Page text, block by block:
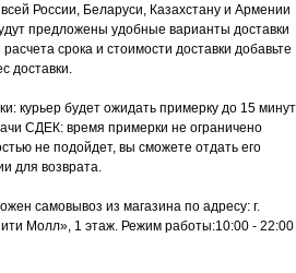
России, Беларуси, Казахстану и Армении
предложены удобные варианты доставки
срока и стоимости доставки добавьте
доставки.
курьер будет ожидать примерку до 15 минут
СДЕК: время примерки не ограничено
не подойдет, вы сможете отдать его
для возврата.
самовывоз из магазина по адресу: г.
Молл», 1 этаж. Режим работы:10:00 - 22:00